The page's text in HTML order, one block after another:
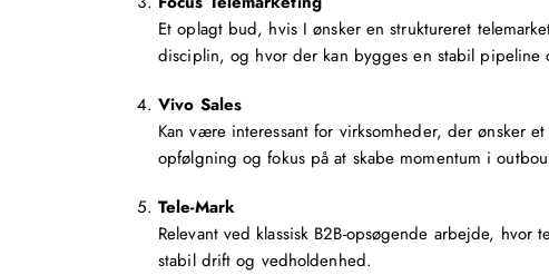
Et oplagt bud, hvis I ønsker en struktureret
disciplin, og hvor der kan bygges en stabil pipeline
Vivo Sales
Kan være interessant for virksomheder, der ønsker
opfølgning og fokus på at skabe momentum i
Tele-Mark
Relevant ved klassisk B2B-opsøgende arbejde,
stabil drift og vedholdenhed.